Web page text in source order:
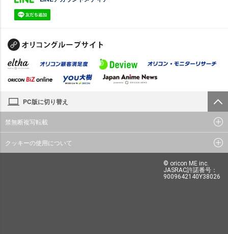
PC版に切り替え
禁無断複写転載
クッキーの使用について
© oricon ME inc.
JASRAC許諾番号：
9009642140Y38026